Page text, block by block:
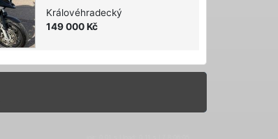
Královéhradecký
149 000 Kč